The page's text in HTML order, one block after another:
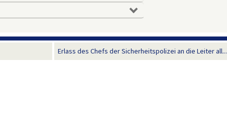
Erlass des Chefs der Sicherheitspolizei an die Leiter all...